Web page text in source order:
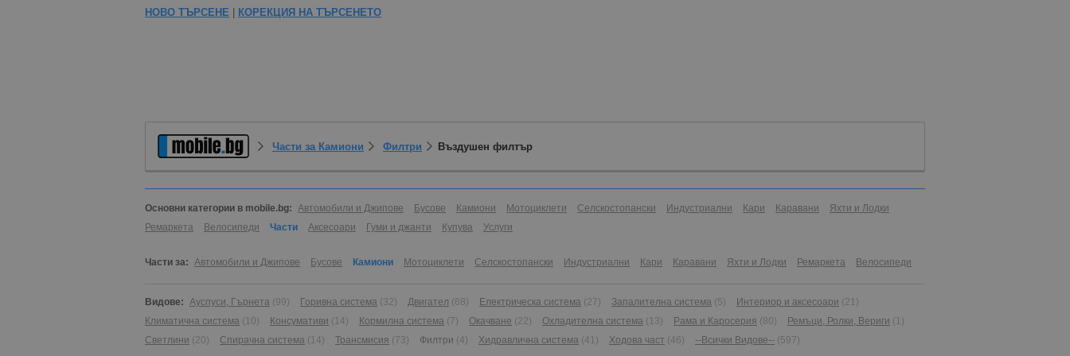
НОВО ТЪРСЕНЕ КОРЕКЦИЯ НА ТЪРСЕНЕТО
Части за Камиони Филтри Въздушен филтър
Основни категории в mobile.bg: Автомобили и Джипове Бусове Камиони Мотоциклети Селскостопански Индустриални Кари Каравани
Яхти и Лодки
Ремаркета
Велосипеди Части Аксесоари Гуми и джанти Купува Услуги
Части за: Автомобили и Джипове Бусове Камиони Мотоциклети Селскостопански Индустриални Кари Каравани Яхти и Лодки Ремаркета Велосипеди
Видове: Ауспуси, Гърнета (99) Горивна система (32) Двигател (68) Електрическа система (27) Запалителна система (5) Интериор и аксесоари (21)
Климатична система (10) Консумативи (14) Кормилна система (7) Окачване (22) Охладителна система (13) Рама и Каросерия (80) Ремъци, Ролки, Вериги (1)
Светлини (20) Спирачна система (14) Трансмисия (73) Филтри (4) Хидравлична система (41) Ходова част (46) --Всички Видове-- (597)